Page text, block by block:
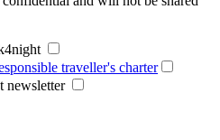
traveller's charter
newsletter